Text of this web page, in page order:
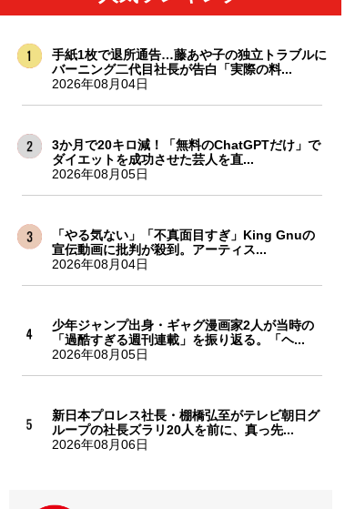
手紙1枚で退所通告…藤あや子の独立トラブルに
バーニング二代目社長が告白「実際の料...
2026年08月04日
3か月で20キロ減！「無料のChatGPTだけ」で
ダイエットを成功させた芸人を直...
2026年08月05日
「やる気ない」「不真面目すぎ」King Gnuの
宣伝動画に批判が殺到。アーティス...
2026年08月04日
少年ジャンプ出身・ギャグ漫画家2人が当時の
「過酷すぎる週刊連載」を振り返る。「ヘ...
2026年08月05日
新日本プロレス社長・棚橋弘至がテレビ朝日グ
ループの社長ズラリ20人を前に、真っ先...
2026年08月06日